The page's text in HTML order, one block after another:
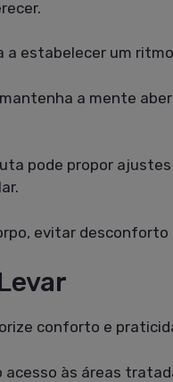
a estabelecer um
a mente
pode propor
evitar
conforto e
acesso às áreas